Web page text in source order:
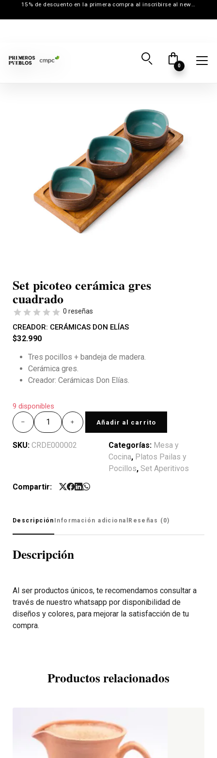
15% de descuento en la primera compra al inscribirse al newsletter
0
Set picoteo cerámica gres
cuadrado
0 reseñas
CREADOR: CERÁMICAS DON ELÍAS
$32.990
Tres pocillos + bandeja de madera.
Cerámica gres.
Creador: Cerámicas Don Elías.
9 disponibles
Añadir al carrito
SKU: CRDE000002 Categorías: Mesa y
Cocina, Platos Pailas y
Pocillos, Set Aperitivos
Compartir:
Descripción Información adicional Reseñas (0)
Descripción
Al ser productos únicos, te recomendamos consultar a
través de nuestro whatsapp por disponibilidad de
diseños y colores, para mejorar la satisfacción de tu
compra.
Productos relacionados